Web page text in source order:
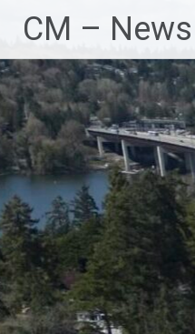
Inhalt
springen
CM –